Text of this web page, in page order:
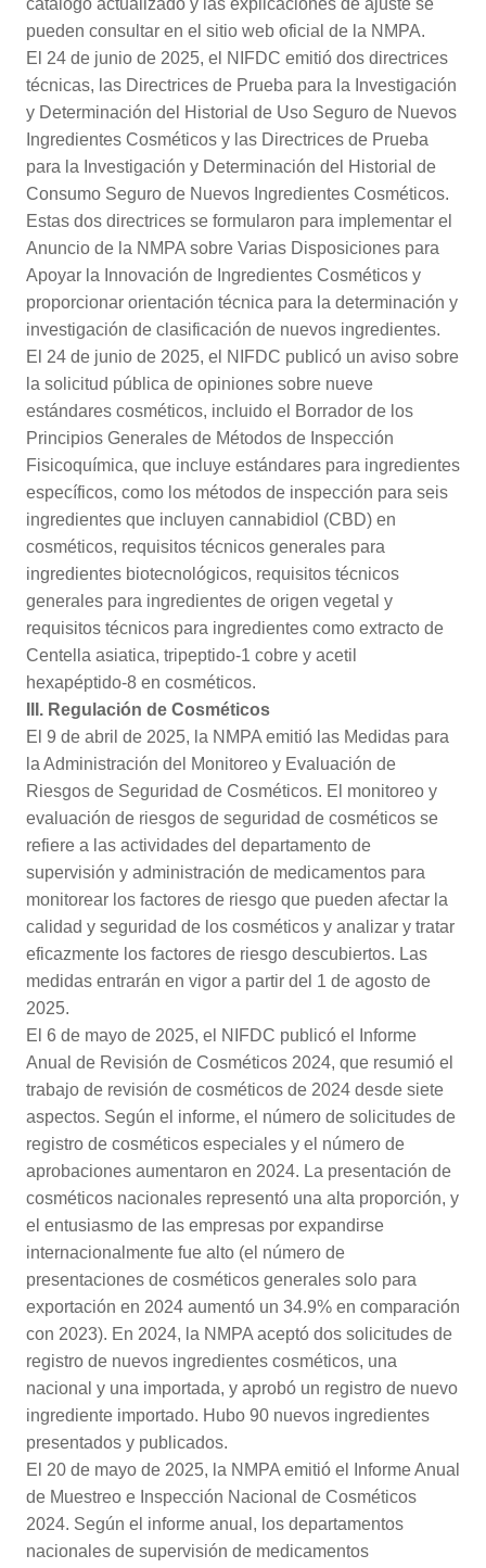
catálogo actualizado y las explicaciones de ajuste se
pueden consultar en el sitio web oficial de la NMPA.
El 24 de junio de 2025, el NIFDC emitió dos directrices
técnicas, las Directrices de Prueba para la Investigación
y Determinación del Historial de Uso Seguro de Nuevos
Ingredientes Cosméticos y las Directrices de Prueba
para la Investigación y Determinación del Historial de
Consumo Seguro de Nuevos Ingredientes Cosméticos.
Estas dos directrices se formularon para implementar el
Anuncio de la NMPA sobre Varias Disposiciones para
Apoyar la Innovación de Ingredientes Cosméticos y
proporcionar orientación técnica para la determinación y
investigación de clasificación de nuevos ingredientes.
El 24 de junio de 2025, el NIFDC publicó un aviso sobre
la solicitud pública de opiniones sobre nueve
estándares cosméticos, incluido el Borrador de los
Principios Generales de Métodos de Inspección
Fisicoquímica, que incluye estándares para ingredientes
específicos, como los métodos de inspección para seis
ingredientes que incluyen cannabidiol (CBD) en
cosméticos, requisitos técnicos generales para
ingredientes biotecnológicos, requisitos técnicos
generales para ingredientes de origen vegetal y
requisitos técnicos para ingredientes como extracto de
Centella asiatica, tripeptido-1 cobre y acetil
hexapéptido-8 en cosméticos.
III. Regulación de Cosméticos
El 9 de abril de 2025, la NMPA emitió las Medidas para
la Administración del Monitoreo y Evaluación de
Riesgos de Seguridad de Cosméticos. El monitoreo y
evaluación de riesgos de seguridad de cosméticos se
refiere a las actividades del departamento de
supervisión y administración de medicamentos para
monitorear los factores de riesgo que pueden afectar la
calidad y seguridad de los cosméticos y analizar y tratar
eficazmente los factores de riesgo descubiertos. Las
medidas entrarán en vigor a partir del 1 de agosto de
2025.
El 6 de mayo de 2025, el NIFDC publicó el Informe
Anual de Revisión de Cosméticos 2024, que resumió el
trabajo de revisión de cosméticos de 2024 desde siete
aspectos. Según el informe, el número de solicitudes de
registro de cosméticos especiales y el número de
aprobaciones aumentaron en 2024. La presentación de
cosméticos nacionales representó una alta proporción, y
el entusiasmo de las empresas por expandirse
internacionalmente fue alto (el número de
presentaciones de cosméticos generales solo para
exportación en 2024 aumentó un 34.9% en comparación
con 2023). En 2024, la NMPA aceptó dos solicitudes de
registro de nuevos ingredientes cosméticos, una
nacional y una importada, y aprobó un registro de nuevo
ingrediente importado. Hubo 90 nuevos ingredientes
presentados y publicados.
El 20 de mayo de 2025, la NMPA emitió el Informe Anual
de Muestreo e Inspección Nacional de Cosméticos
2024. Según el informe anual, los departamentos
nacionales de supervisión de medicamentos